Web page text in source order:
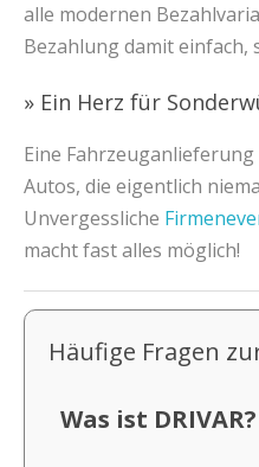
alle modernen
Bezahlung damit einfach,
» Ein Herz für
Eine
Autos, die eigentlich
Unvergessliche
macht fast alles möglich!
Häufige Fragen
Was ist DRIVAR?